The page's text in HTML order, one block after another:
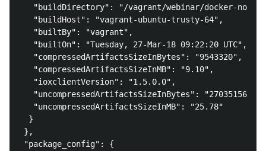
"buildDirectory": "/vagrant/webinar/docker-
   "buildHost": "vagrant-ubuntu-trusty-64",
   "builtBy": "vagrant",
   "builtOn": "Tuesday, 27-Mar-18 09:22:20 UTC",
   "compressedArtifactsSizeInBytes": "9543320",
   "compressedArtifactsSizeInMB": "9.10",
   "ioxclientVersion": "1.5.0.0",
   "uncompressedArtifactsSizeInBytes": "27035156",
   "uncompressedArtifactsSizeInMB": "25.78"
  }
},
"package_config": {